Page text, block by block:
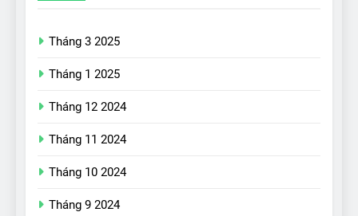
Tháng 3 2025
Tháng 1 2025
Tháng 12 2024
Tháng 11 2024
Tháng 10 2024
Tháng 9 2024